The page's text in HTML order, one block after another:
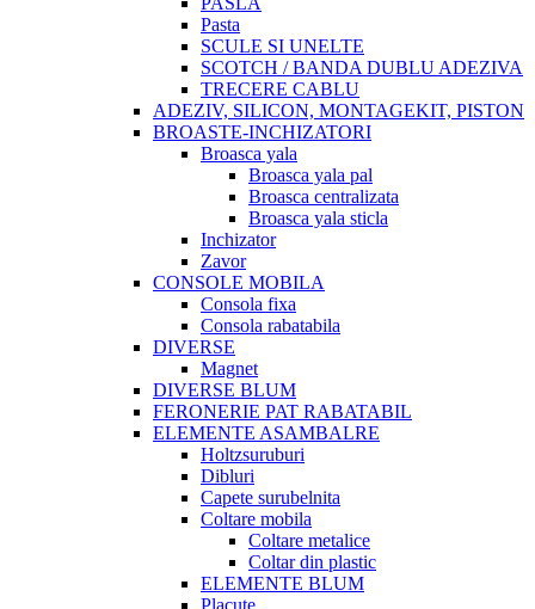
Pasta
SCULE SI UNELTE
SCOTCH / BANDA DUBLU ADEZIVA
TRECERE CABLU
ADEZIV, SILICON, MONTAGEKIT, PISTON
BROASTE-INCHIZATORI
Broasca yala
Broasca yala pal
Broasca centralizata
Broasca yala sticla
Inchizator
Zavor
CONSOLE MOBILA
Consola fixa
Consola rabatabila
DIVERSE
Magnet
DIVERSE BLUM
FERONERIE PAT RABATABIL
ELEMENTE ASAMBALRE
Holtzsuruburi
Dibluri
Capete surubelnita
Coltare mobila
Coltare metalice
Coltar din plastic
ELEMENTE BLUM
Placute